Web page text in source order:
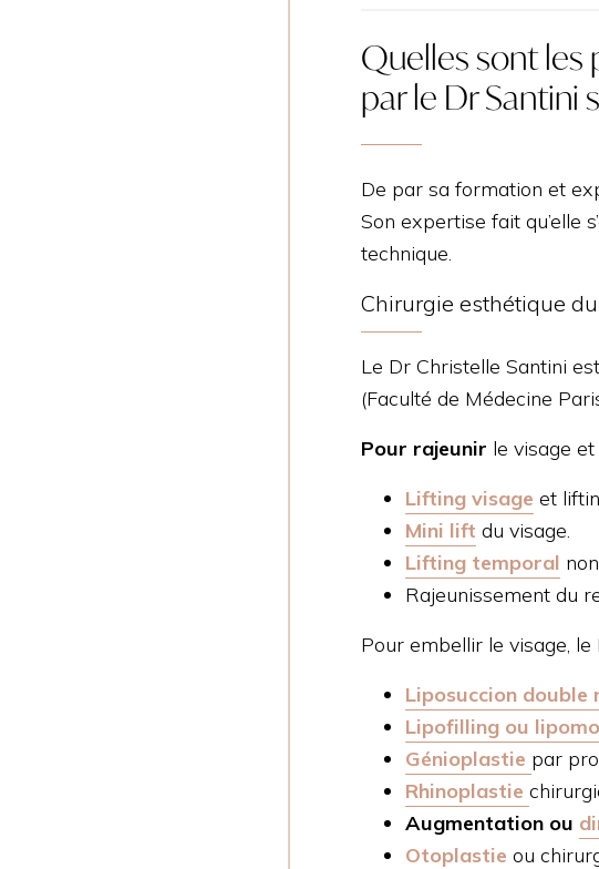
Quelles sont les
par le Dr Santini
De par sa formation et
Son expertise fait qu’elle
technique.
Chirurgie esthétique
Le Dr Christelle Santini
(Faculté de Médecine
Pour rajeunir le visage
Lifting visage et
Mini lift du visage.
Lifting temporal
Rajeunissement du
Pour embellir le visage,
Liposuccion double
Lipofilling ou
Génioplastie par
Rhinoplastie
Augmentation ou
Otoplastie ou